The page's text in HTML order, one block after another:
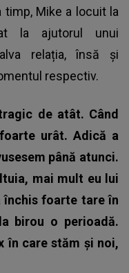
Mike a locuit la
la ajutorul unui
relația, însă și
respectiv.
de atât. Când
urât. Adică a
până atunci.
mai mult eu lui
închis foarte tare în
birou o perioadă.
în care stăm și noi,